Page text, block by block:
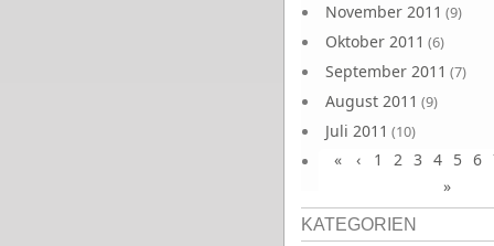
November 2011 (9)
Oktober 2011 (6)
September 2011 (7)
August 2011 (9)
Juli 2011 (10)
Juni 2011(9)
« ‹ 1 2 3 4 5 6
»
KATEGORIEN